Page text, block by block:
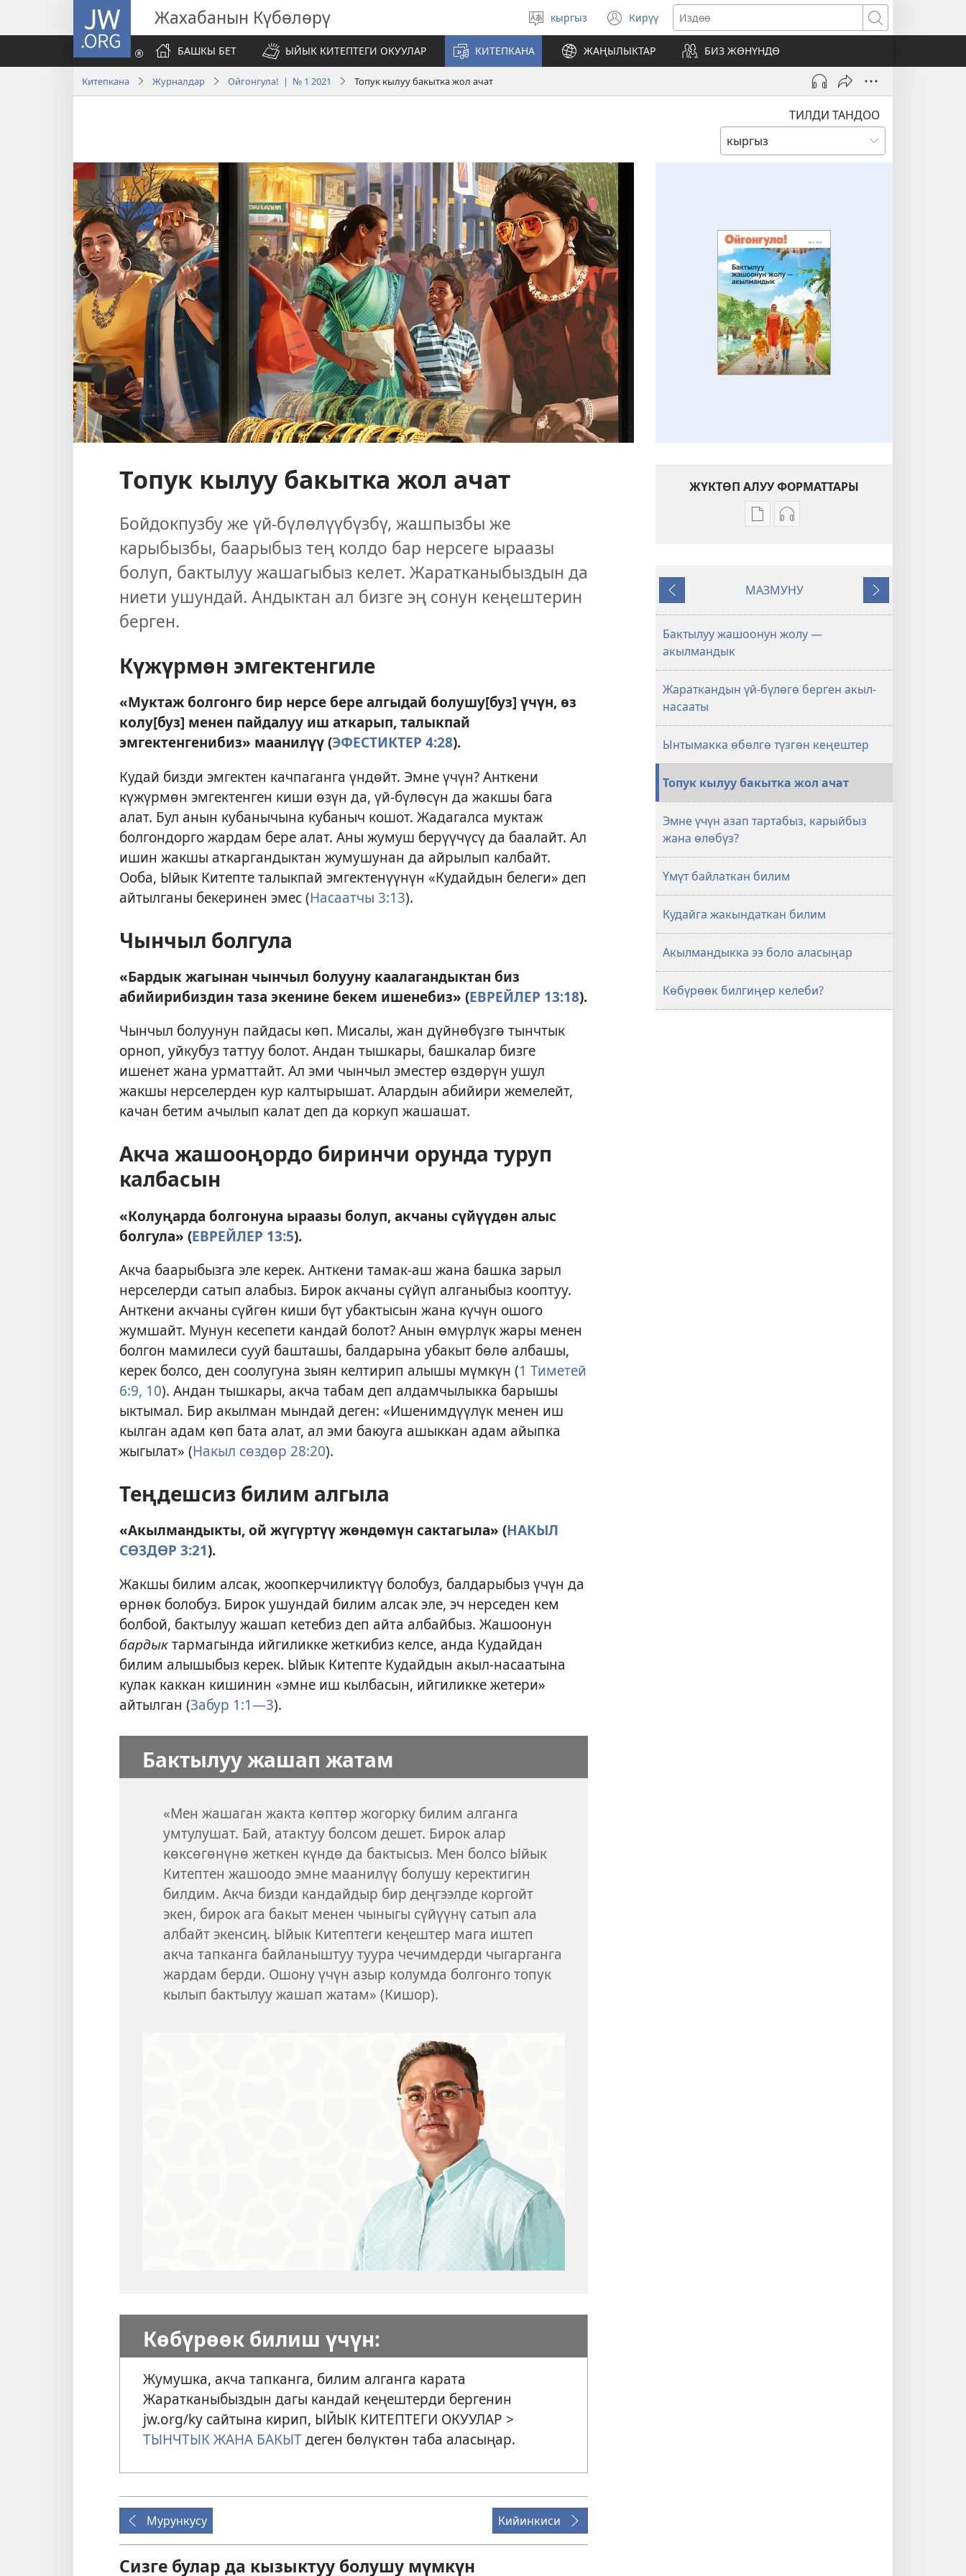
JW.ORG Жахабанын Күбөлөрү
Тилди
тандаңыз
кыргыз Кирүү
(жаңы
терезе
ачат)
Издөө
БАШКЫ БЕТ
ЫЙЫК КИТЕПТЕГИ ОКУУЛАР КИТЕПКАНА ЖАҢЫЛЫКТАР БИЗ ЖӨНҮНДӨ
Китепкана Журналдар Ойгонгула! | № 1 2021 Топук кылуу бакытка жол ачат
ТИЛДИ ТАНДОО
Топук кылуу бакытка жол ачат
Бойдокпузбу же үй-бүлөлүүбүзбү, жашпызбы же
карыбызбы, баарыбыз тең колдо бар нерсеге ыраазы
болуп, бактылуу жашагыбыз келет. Жаратканыбыздын да
ниети ушундай. Андыктан ал бизге эң сонун кеңештерин
берген.
Күжүрмөн эмгектенгиле
«Муктаж болгонго бир нерсе бере алгыдай болушу[буз] үчүн, өз
колу[буз] менен пайдалуу иш аткарып, талыкпай
эмгектенгенибиз» маанилүү (ЭФЕСТИКТЕР 4:28).
Кудай бизди эмгектен качпаганга үндөйт. Эмне үчүн? Анткени
күжүрмөн эмгектенген киши өзүн да, үй-бүлөсүн да жакшы бага
алат. Бул анын кубанычына кубаныч кошот. Жадагалса муктаж
болгондорго жардам бере алат. Аны жумуш берүүчүсү да баалайт. Ал
ишин жакшы аткаргандыктан жумушунан да айрылып калбайт.
Ооба, Ыйык Китепте талыкпай эмгектенүүнүн «Кудайдын белеги» деп
айтылганы бекеринен эмес (Насаатчы 3:13).
Чынчыл болгула
«Бардык жагынан чынчыл болууну каалагандыктан биз
абийирибиздин таза экенине бекем ишенебиз» (ЕВРЕЙЛЕР 13:18).
Чынчыл болуунун пайдасы көп. Мисалы, жан дүйнөбүзгө тынчтык
орноп, уйкубуз таттуу болот. Андан тышкары, башкалар бизге
ишенет жана урматтайт. Ал эми чынчыл эместер өздөрүн ушул
жакшы нерселерден кур калтырышат. Алардын абийири жемелейт,
качан бетим ачылып калат деп да коркуп жашашат.
Акча жашооңордо биринчи орунда туруп
калбасын
«Колуңарда болгонуна ыраазы болуп, акчаны сүйүүдөн алыс
болгула» (ЕВРЕЙЛЕР 13:5).
Акча баарыбызга эле керек. Анткени тамак-аш жана башка зарыл
нерселерди сатып алабыз. Бирок акчаны сүйүп алганыбыз кооптуу.
Анткени акчаны сүйгөн киши бүт убактысын жана күчүн ошого
жумшайт. Мунун кесепети кандай болот? Анын өмүрлүк жары менен
болгон мамилеси сууй башташы, балдарына убакыт бөлө албашы,
керек болсо, ден соолугуна зыян келтирип алышы мүмкүн (1 Тиметей
6:9, 10). Андан тышкары, акча табам деп алдамчылыкка барышы
ыктымал. Бир акылман мындай деген: «Ишенимдүүлүк менен иш
кылган адам көп бата алат, ал эми баюуга ашыккан адам айыпка
жыгылат» (Накыл сөздөр 28:20).
Теңдешсиз билим алгыла
«Акылмандыкты, ой жүгүртүү жөндөмүн сактагыла» (НАКЫЛ
СӨЗДӨР 3:21).
Жакшы билим алсак, жоопкерчиликтүү болобуз, балдарыбыз үчүн да
өрнөк болобуз. Бирок ушундай билим алсак эле, эч нерседен кем
болбой, бактылуу жашап кетебиз деп айта албайбыз. Жашоонун
бардыктармагында ийгиликке жеткибиз келсе, анда Кудайдан
билим алышыбыз керек. Ыйык Китепте Кудайдын акыл-насаатына
кулак каккан кишинин «эмне иш кылбасын, ийгиликке жетери»
айтылган (Забур 1:1—3).
Бактылуу жашап жатам
«Мен жашаган жакта көптөр жогорку билим алганга
умтулушат. Бай, атактуу болсом дешет. Бирок алар
көксөгөнүнө жеткен күндө да бактысыз. Мен болсо Ыйык
Китептен жашоодо эмне маанилүү болушу керектигин
билдим. Акча бизди кандайдыр бир деңгээлде коргойт
экен, бирок ага бакыт менен чыныгы сүйүүнү сатып ала
албайт экенсиң. Ыйык Китептеги кеңештер мага иштеп
акча тапканга байланыштуу туура чечимдерди чыгарганга
жардам берди. Ошону үчүн азыр колумда болгонго топук
кылып бактылуу жашап жатам» (Кишор).
Көбүрөөк билиш үчүн:
Жумушка, акча тапканга, билим алганга карата
Жаратканыбыздын дагы кандай кеңештерди бергенин
jw.org/ky сайтына кирип, ЫЙЫК КИТЕПТЕГИ ОКУУЛАР >
ТЫНЧТЫК ЖАНА БАКЫТдеген бөлүктөн таба аласыңар.
Мурункусу Кийинкиси
Сизге булар да кызыктуу болушу мүмкүн
ЖҮКТӨП АЛУУ ФОРМАТТАРЫ
Адабиятты
ОЙГОНГУЛА!
жолу
Аудиолорду
ОЙГОНГУЛА!
жолу
Мурункусу
МАЗМУНУ
Кийинкиси
Бактылуу жашоонун жолу —
акылмандык
Жараткандын үй-бүлөгө берген акыл-
насааты
Ынтымакка өбөлгө түзгөн кеңештер
Топук кылуу бакытка жол ачат
Эмне үчүн азап тартабыз, карыйбыз
жана өлөбүз?
Үмүт байлаткан билим
Кудайга жакындаткан билим
Акылмандыкка ээ боло аласыңар
Көбүрөөк билгиңер келеби?